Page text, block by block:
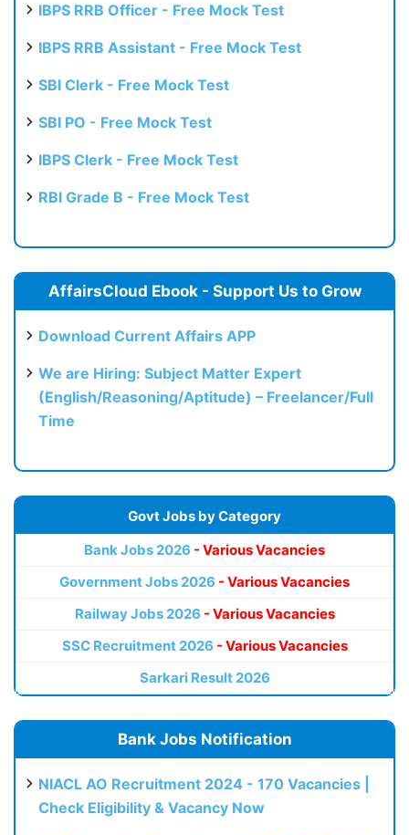
IBPS RRB Officer - Free Mock Test
IBPS RRB Assistant - Free Mock Test
SBI Clerk - Free Mock Test
SBI PO - Free Mock Test
IBPS Clerk - Free Mock Test
RBI Grade B - Free Mock Test
AffairsCloud Ebook - Support Us to Grow
Download Current Affairs APP
We are Hiring: Subject Matter Expert
(English/Reasoning/Aptitude) – Freelancer/Full
Time
Govt Jobs by Category
Bank Jobs 2026 - Various Vacancies
Government Jobs 2026 - Various Vacancies
Railway Jobs 2026 - Various Vacancies
SSC Recruitment 2026 - Various Vacancies
Sarkari Result 2026
Bank Jobs Notification
NIACL AO Recruitment 2024 - 170 Vacancies |
Check Eligibility & Vacancy Now